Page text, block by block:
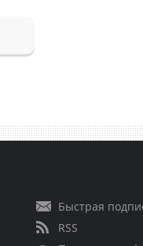
Быстрая
RSS